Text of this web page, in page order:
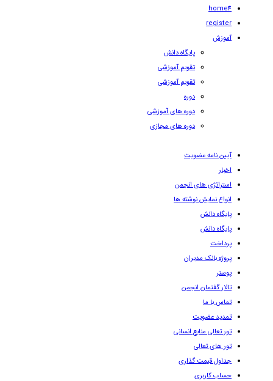
home4
register
آموزش
پایگاه دانش
تقویم آموزشی
تقویم آموزشی
دوره
دوره های آموزشی
دوره های مجازی
آیین نامه عضویت
اخبار
استراتژی های انجمن
انواع نمایش نوشته ها
پایگاه دانش
پایگاه دانش
پرداخت
پروژه بانک مدیران
پوستر
تالار گفتمان انجمن
تماس با ما
تمدید عضویت
تور تعالی منابع انسانی
تور های تعالی
جداول قیمت گذاری
حساب کاربری